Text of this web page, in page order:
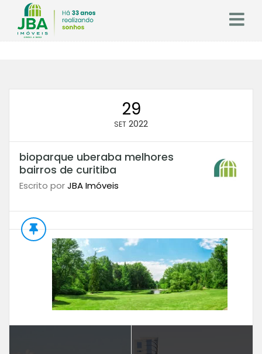
29
SET 2022
bioparque uberaba melhores
bairros de curitiba
Escrito porJBA Imóveis